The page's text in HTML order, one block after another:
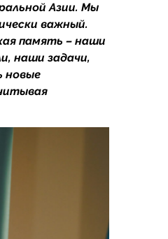
Азии. Мы
важный.
память – наши
наши задачи,
новые